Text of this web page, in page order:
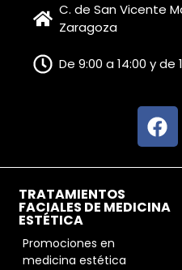
C. de San Vicente
Zaragoza
De 9:00 a 14:00 y de
TRATAMIENTOS
FACIALES DE MEDICINA
ESTÉTICA
Promociones en
medicina estética